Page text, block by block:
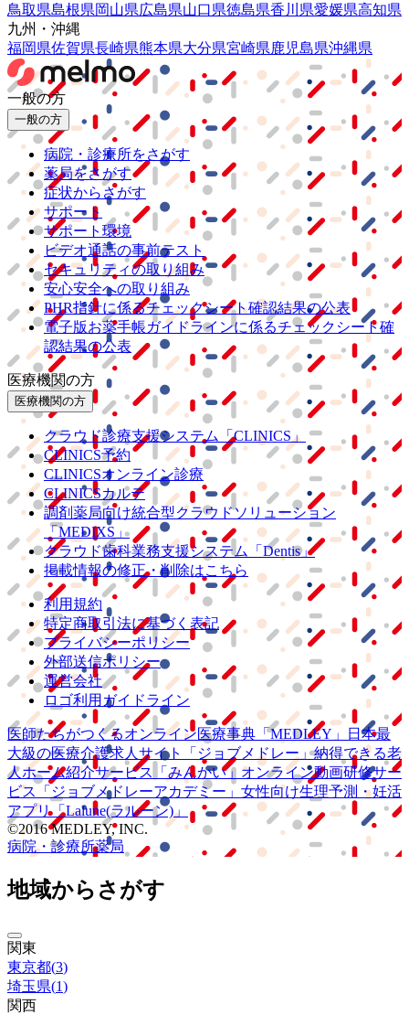
鳥取県島根県岡山県広島県山口県徳島県香川県愛媛県高知県
九州・沖縄
福岡県佐賀県長崎県熊本県大分県宮崎県鹿児島県沖縄県
一般の方
一般の方
病院・診療所をさがす
薬局をさがす
症状からさがす
サポート
サポート環境
ビデオ通話の事前テスト
セキュリティの取り組み
安心安全への取り組み
PHR指針に係るチェックシート確認結果の公表
電子版お薬手帳ガイドラインに係るチェックシート確
認結果の公表
医療機関の方
医療機関の方
クラウド診療支援システム
「CLINICS」
CLINICS予約
CLINICSオンライン診療
CLINICSカルテ
調剤薬局向け統合型クラウドソリューション
「MEDIXS」
クラウド歯科業務支援システム
「Dentis」
掲載情報の修正・削除はこちら
利用規約
特定商取引法に基づく表記
プライバシーポリシー
外部送信ポリシー
運営会社
ロゴ利用ガイドライン
医師たちがつくるオンライン医療事典 「MEDLEY」
日本最
大級の医療介護求人サイト 「ジョブメドレー」納得できる老
人ホーム紹介サービス
「みんかい」 オンライン動画研修サー
ビス
「ジョブメドレーアカデミー」 女性向け生理予測・妊活
アプリ「Lalune(ラルーン)」
©2016 MEDLEY, INC.
病院・診療所薬局
地域からさがす
関東
東京都(3)
埼玉県(1)
関西